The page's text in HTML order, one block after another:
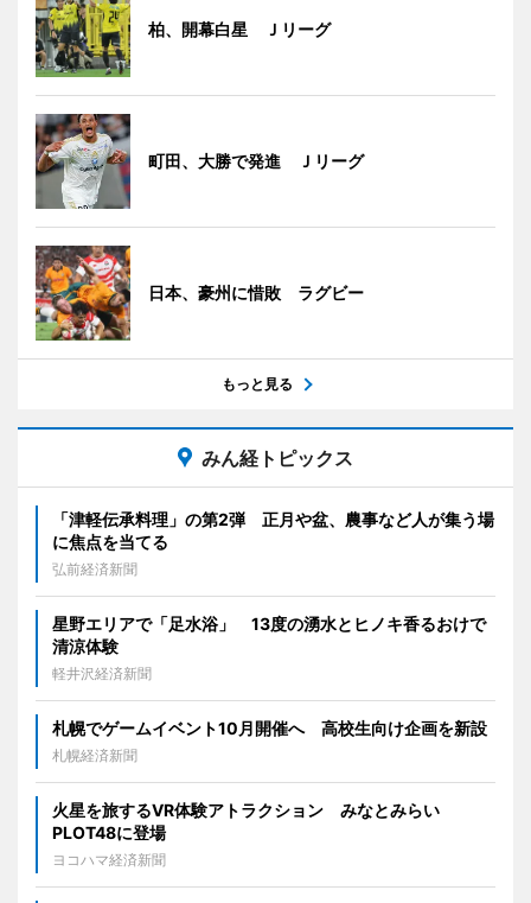
柏、開幕白星 Ｊリーグ
町田、大勝で発進 Ｊリーグ
日本、豪州に惜敗 ラグビー
もっと見る
みん経トピックス
「津軽伝承料理」の第2弾 正月や盆、農事など人が集う場
に焦点を当てる
弘前経済新聞
星野エリアで「足水浴」 13度の湧水とヒノキ香るおけで
清涼体験
軽井沢経済新聞
札幌でゲームイベント10月開催へ 高校生向け企画を新設
札幌経済新聞
火星を旅するVR体験アトラクション みなとみらい
PLOT48に登場
ヨコハマ経済新聞